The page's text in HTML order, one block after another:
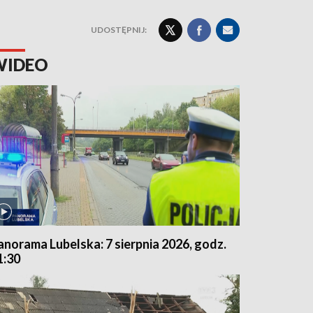
UDOSTĘPNIJ:
Lubelska: 7 sierpnia 2026, godz.